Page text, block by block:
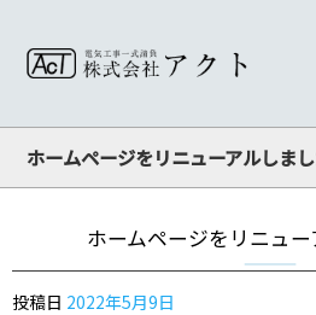
ホームページをリニューアルしまし
ホームページをリニュー
投稿日 2022年5月9日